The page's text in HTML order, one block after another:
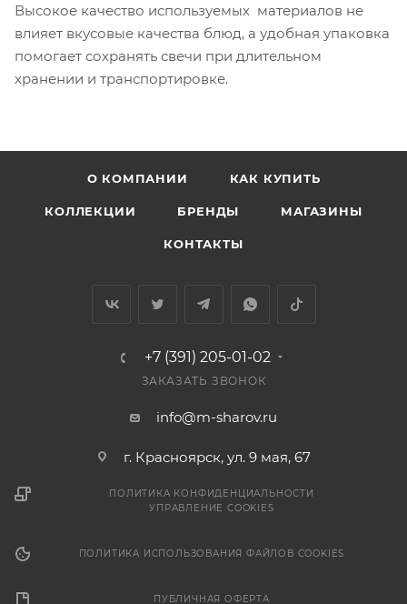
Высокое качество используемых материалов не
влияет вкусовые качества блюд, а удобная упаковка
помогает сохранять свечи при длительном
хранении и транспортировке.
О КОМПАНИИ КАК КУПИТЬ
КОЛЛЕКЦИИ БРЕНДЫ МАГАЗИНЫ
КОНТАКТЫ
+7 (391) 205-01-02
ЗАКАЗАТЬ ЗВОНОК
info@m-sharov.ru
г. Красноярск, ул. 9 мая, 67
ПОЛИТИКА КОНФИДЕНЦИАЛЬНОСТИ
УПРАВЛЕНИЕ COOKIES
ПОЛИТИКА ИСПОЛЬЗОВАНИЯ ФАЙЛОВ COOKIES
ПУБЛИЧНАЯ ОФЕРТА